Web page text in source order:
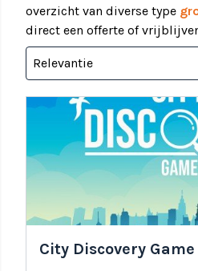
overzicht van diverse type
direct een offerte of
City Discovery Game